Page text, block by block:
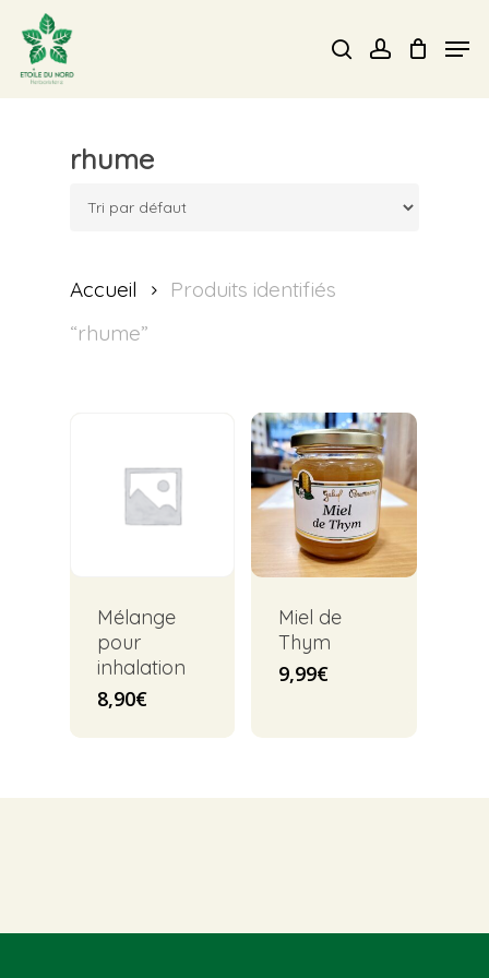
main
searchaccount
rhume
Accueil
Produits identifiés
“rhume”
Mélange
pour
inhalation
8,90€
Miel de
Thym
9,99€